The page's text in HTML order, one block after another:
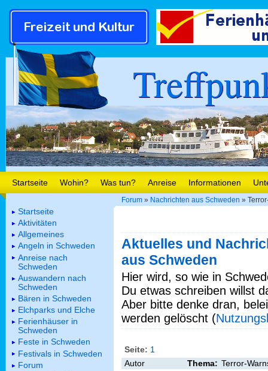
Startseite Wohin? Was tun? Anreise Informationen
Forum » Nachrichten aus Schweden »
Aktuelles und
aus Schweden
Hier wird, so wie in
Du etwas schreiben willst
Aber bitte denke dran,
werden gelöscht (
Seite: 1
Autor
Thema: Terror-
Startseite
Aktivitäten
Allgemeines
Angeln in Schweden
Anreise nach
Schweden
Auswandern nach
Schweden
Bären in Schweden
Elchparks und Elche
Ferienhäuser in
Schweden
Feste in Schweden
Festivals in Schweden
Forum